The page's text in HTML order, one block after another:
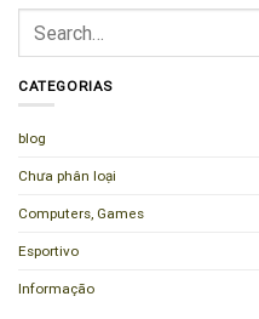
CATEGORIAS
blog
Chưa phân loại
Computers, Games
Esportivo
Informação